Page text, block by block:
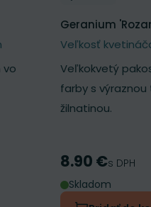
vo
Geranium
Veľkosť
Veľkokvetý
farby s
žilnatinou.
Cena
8.90 €s DPH
Skladom